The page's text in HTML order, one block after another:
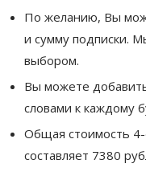
По желанию, Вы
и сумму подписки.
выбором.
Вы можете
словами к каждому
Общая стоимость
составляет 7380